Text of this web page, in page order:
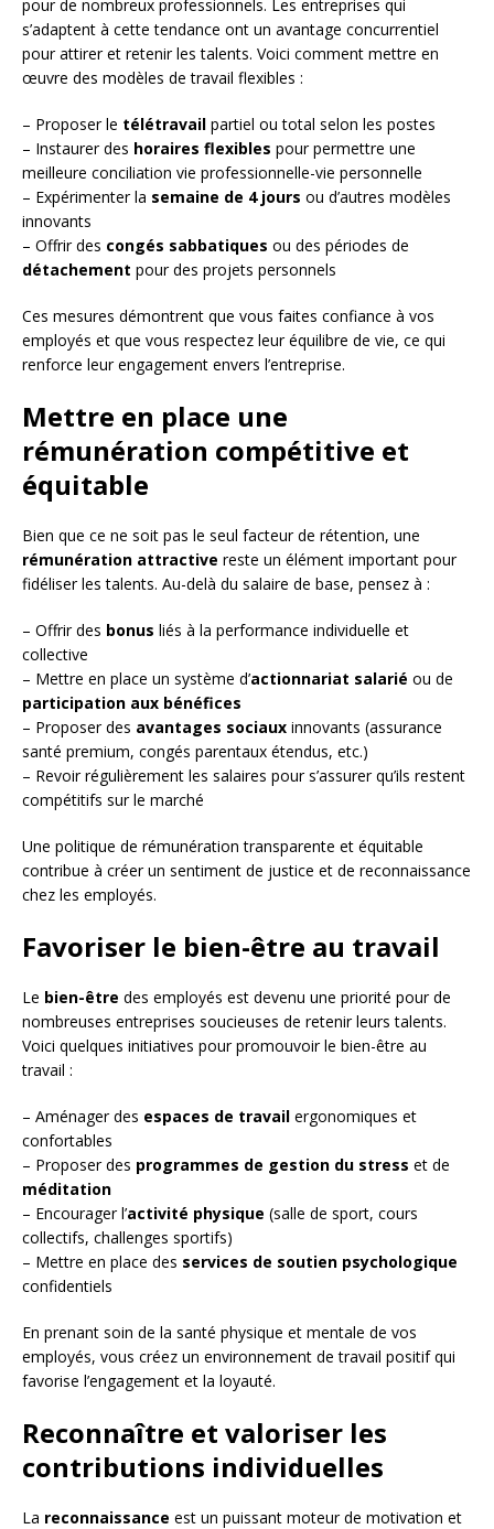
pour de nombreux professionnels. Les entreprises qui
s’adaptent à cette tendance ont un avantage concurrentiel
pour attirer et retenir les talents. Voici comment mettre en
œuvre des modèles de travail flexibles :
– Proposer le télétravail partiel ou total selon les postes
– Instaurer des horaires flexibles pour permettre une
meilleure conciliation vie professionnelle-vie personnelle
– Expérimenter la semaine de 4 jours ou d’autres modèles
innovants
– Offrir des congés sabbatiques ou des périodes de
détachement pour des projets personnels
Ces mesures démontrent que vous faites confiance à vos
employés et que vous respectez leur équilibre de vie, ce qui
renforce leur engagement envers l’entreprise.
Mettre en place une
rémunération compétitive et
équitable
Bien que ce ne soit pas le seul facteur de rétention, une
rémunération attractive reste un élément important pour
fidéliser les talents. Au-delà du salaire de base, pensez à :
– Offrir des bonus liés à la performance individuelle et
collective
– Mettre en place un système d’actionnariat salarié ou de
participation aux bénéfices
– Proposer des avantages sociaux innovants (assurance
santé premium, congés parentaux étendus, etc.)
– Revoir régulièrement les salaires pour s’assurer qu’ils restent
compétitifs sur le marché
Une politique de rémunération transparente et équitable
contribue à créer un sentiment de justice et de reconnaissance
chez les employés.
Favoriser le bien-être au travail
Le bien-être des employés est devenu une priorité pour de
nombreuses entreprises soucieuses de retenir leurs talents.
Voici quelques initiatives pour promouvoir le bien-être au
travail :
– Aménager des espaces de travail ergonomiques et
confortables
– Proposer des programmes de gestion du stress et de
méditation
– Encourager l’activité physique (salle de sport, cours
collectifs, challenges sportifs)
– Mettre en place des services de soutien psychologique
confidentiels
En prenant soin de la santé physique et mentale de vos
employés, vous créez un environnement de travail positif qui
favorise l’engagement et la loyauté.
Reconnaître et valoriser les
contributions individuelles
La reconnaissance est un puissant moteur de motivation et